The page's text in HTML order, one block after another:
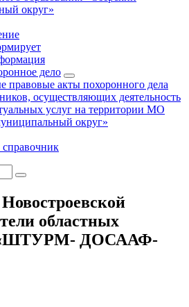
округ»
дело
правовые акты похоронного дела
осуществляющих деятельность
услуг на территории МО
округ»
областных
«ШТУРМ- ДОСААФ-